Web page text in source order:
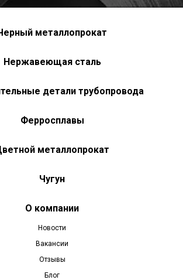
металлопрокат
Нержавеющая сталь
детали трубопровода
Ферросплавы
металлопрокат
Чугун
О компании
Новости
Вакансии
Отзывы
Блог